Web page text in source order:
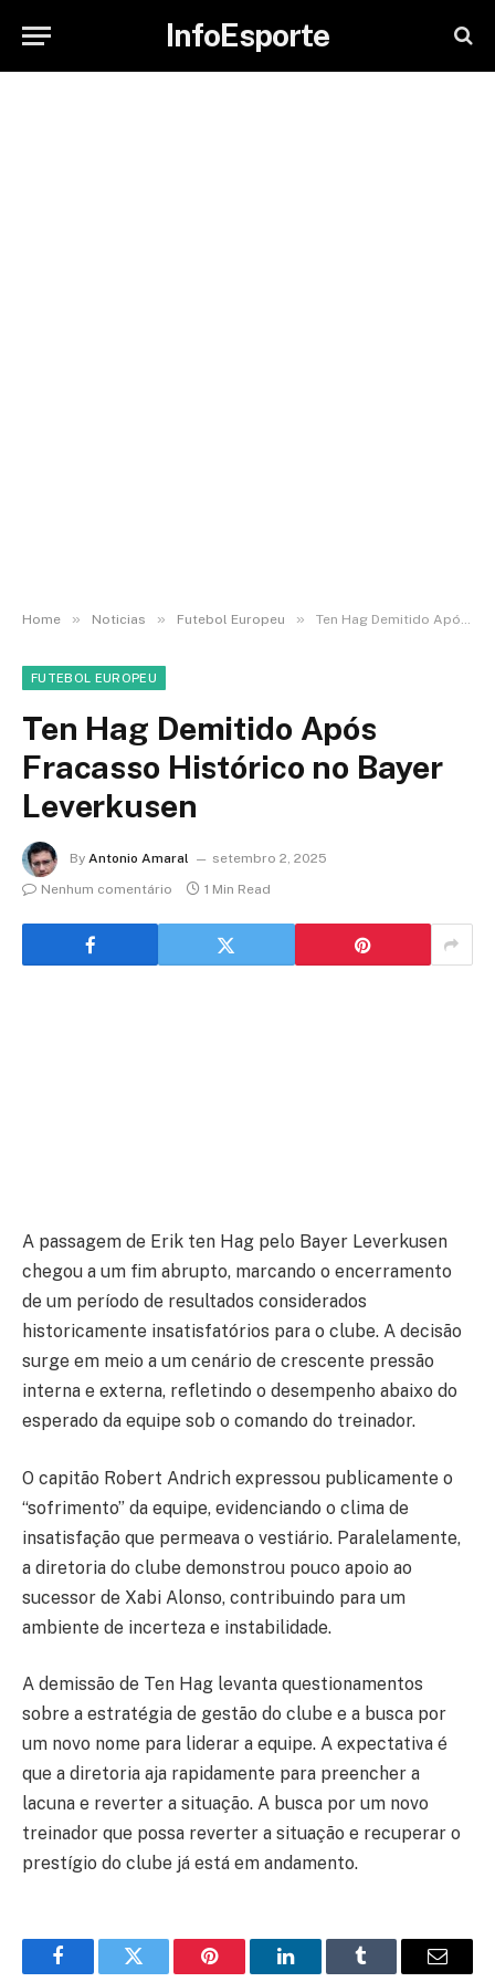
InfoEsporte
Home » Noticias » Futebol Europeu » Ten Hag Demitido Após Fracasso Histórico no Bayer Leverkusen
FUTEBOL EUROPEU
Ten Hag Demitido Após
Fracasso Histórico no Bayer
Leverkusen
By Antonio Amaral
setembro 2, 2025
Nenhum comentário
1 Min Read
A passagem de Erik ten Hag pelo Bayer Leverkusen
chegou a um fim abrupto, marcando o encerramento
de um período de resultados considerados
historicamente insatisfatórios para o clube. A decisão
surge em meio a um cenário de crescente pressão
interna e externa, refletindo o desempenho abaixo do
esperado da equipe sob o comando do treinador.
O capitão Robert Andrich expressou publicamente o
“sofrimento” da equipe, evidenciando o clima de
insatisfação que permeava o vestiário. Paralelamente,
a diretoria do clube demonstrou pouco apoio ao
sucessor de Xabi Alonso, contribuindo para um
ambiente de incerteza e instabilidade.
A demissão de Ten Hag levanta questionamentos
sobre a estratégia de gestão do clube e a busca por
um novo nome para liderar a equipe. A expectativa é
que a diretoria aja rapidamente para preencher a
lacuna e reverter a situação. A busca por um novo
treinador que possa reverter a situação e recuperar o
prestígio do clube já está em andamento.
FacebookTwitter Pinterest LinkedInTumblr Email